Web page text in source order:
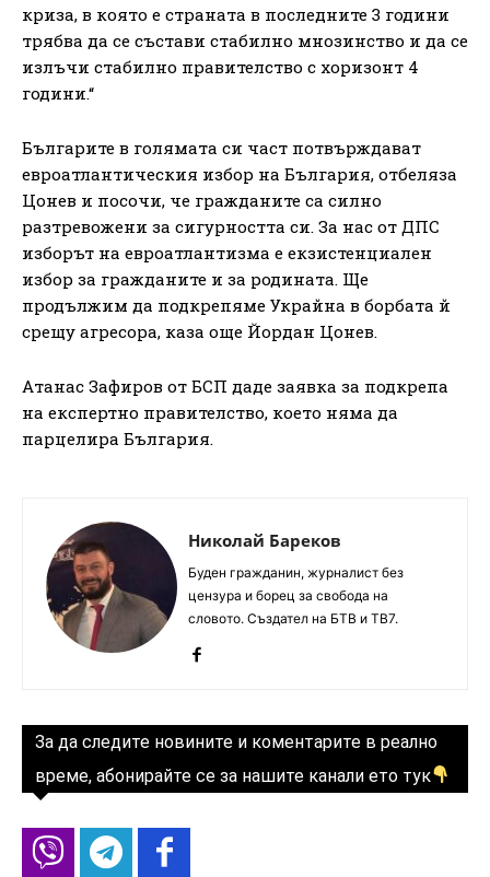
криза, в която е страната в последните 3 години
трябва да се състави стабилно мнозинство и да се
излъчи стабилно правителство с хоризонт 4
години.“
Българите в голямата си част потвърждават
евроатлантическия избор на България, отбеляза
Цонев и посочи, че гражданите са силно
разтревожени за сигурността си. За нас от ДПС
изборът на евроатлантизма е екзистенциален
избор за гражданите и за родината. Ще
продължим да подкрепяме Украйна в борбата й
срещу агресора, каза още Йордан Цонев.
Атанас Зафиров от БСП даде заявка за подкрепа
на експертно правителство, което няма да
парцелира България.
Николай Бареков
Буден гражданин, журналист без
цензура и борец за свобода на
словото. Създател на БТВ и ТВ7.
За да следите новините и коментарите в реално
време, абонирайте се за нашите канали ето тук